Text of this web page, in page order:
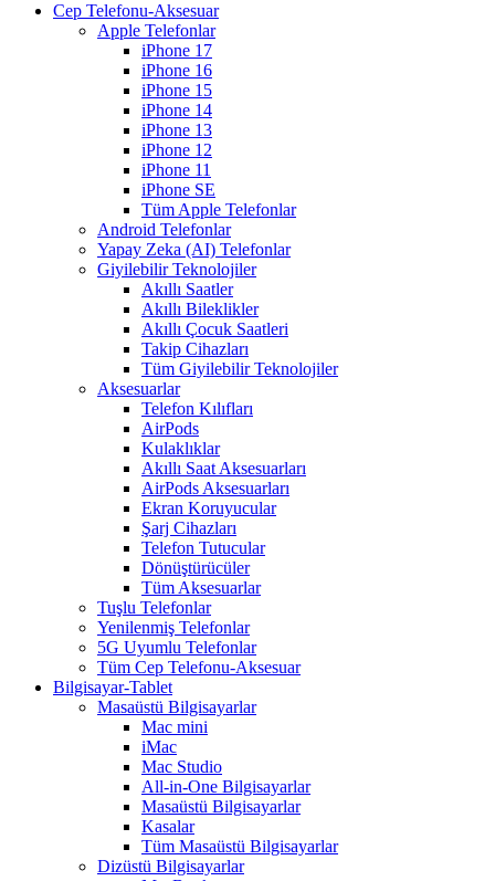
Cep Telefonu-Aksesuar
Apple Telefonlar
iPhone 17
iPhone 16
iPhone 15
iPhone 14
iPhone 13
iPhone 12
iPhone 11
iPhone SE
Tüm Apple Telefonlar
Android Telefonlar
Yapay Zeka (AI) Telefonlar
Giyilebilir Teknolojiler
Akıllı Saatler
Akıllı Bileklikler
Akıllı Çocuk Saatleri
Takip Cihazları
Tüm Giyilebilir Teknolojiler
Aksesuarlar
Telefon Kılıfları
AirPods
Kulaklıklar
Akıllı Saat Aksesuarları
AirPods Aksesuarları
Ekran Koruyucular
Şarj Cihazları
Telefon Tutucular
Dönüştürücüler
Tüm Aksesuarlar
Tuşlu Telefonlar
Yenilenmiş Telefonlar
5G Uyumlu Telefonlar
Tüm Cep Telefonu-Aksesuar
Bilgisayar-Tablet
Masaüstü Bilgisayarlar
Mac mini
iMac
Mac Studio
All-in-One Bilgisayarlar
Masaüstü Bilgisayarlar
Kasalar
Tüm Masaüstü Bilgisayarlar
Dizüstü Bilgisayarlar